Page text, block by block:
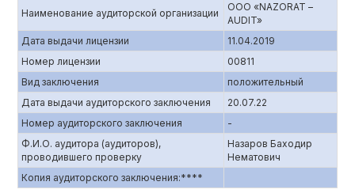
Наименование аудиторской организации
ООО «NAZORAT –
AUDIT»
Дата выдачи лицензии
11.04.2019
Номер лицензии
00811
Вид заключения
положительный
Дата выдачи аудиторского заключения
20.07.22
Номер аудиторского заключения
-
Ф.И.О. аудитора (аудиторов),
проводившего проверку
Назаров Баходир
Нематович
Копия аудиторского заключения:****